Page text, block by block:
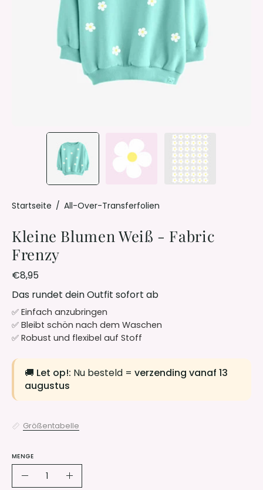
Startseite / All-Over-Transferfolien
Kleine Blumen Weiß - Fabric
Frenzy
€8,95
Das rundet dein Outfit sofort ab
✅ Einfach anzubringen
✅ Bleibt schön nach dem Waschen
✅ Robust und flexibel auf Stoff
🚚 Let op!: Nu besteld = verzending vanaf 13
augustus
Größentabelle
MENGE
Menge
Menge